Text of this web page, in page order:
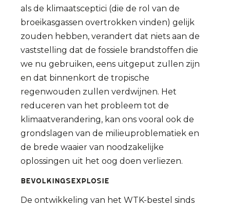
als de klimaatsceptici (die de rol van de
broeikasgassen overtrokken vinden) gelijk
zouden hebben, verandert dat niets aan de
vaststelling dat de fossiele brandstoffen die
we nu gebruiken, eens uitgeput zullen zijn
en dat binnenkort de tropische
regenwouden zullen verdwijnen. Het
reduceren van het probleem tot de
klimaatverandering, kan ons vooral ook de
grondslagen van de milieuproblematiek en
de brede waaier van noodzakelijke
oplossingen uit het oog doen verliezen.
Bevolkingsexplosie
De ontwikkeling van het WTK-bestel sinds